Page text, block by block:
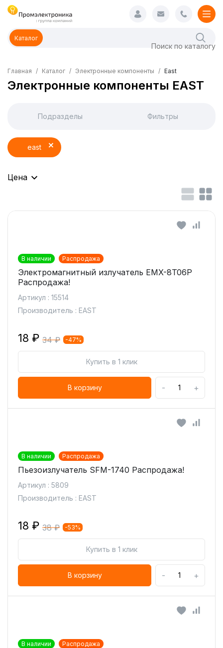
Каталог
Главная Каталог Электронные компоненты East
Электронные компоненты EAST
Подразделы Фильтры
east
Цена
В наличии Распродажа
Электромагнитный излучатель EMX-8T06P
Распродажа!
Артикул : 15514
Производитель : EAST
18 ₽ 34 ₽ -47%
Купить в 1 клик
В корзину - +
В наличии Распродажа
Пьезоизлучатель SFM-1740 Распродажа!
Артикул : 5809
Производитель : EAST
18 ₽ 38 ₽ -53%
Купить в 1 клик
В корзину - +
В наличии Распродажа